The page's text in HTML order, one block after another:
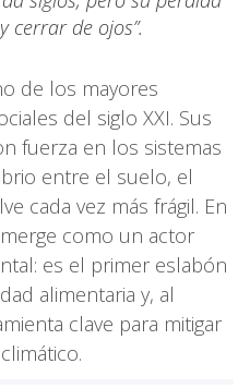
cerrar de ojos”.
de los mayores
del siglo XXI. Sus
fuerza en los sistemas
entre el suelo, el
cada vez más frágil. En
como un actor
es el primer eslabón
alimentaria y, al
clave para mitigar